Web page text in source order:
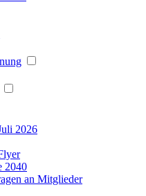
2026
2040
an Mitglieder